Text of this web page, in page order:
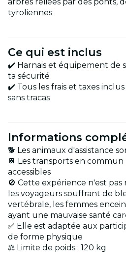
arbres reliées par des ponts,
tyroliennes
Ce qui est inclus
✔️ Harnais et équipement de
ta sécurité
✔️ Tous les frais et taxes
sans tracas
Informations
🐕 Les animaux d'assistance
🚆 Les transports en
accessibles
🚫 Cette expérience n'est
les voyageurs souffrant de
vertébrale, les femmes
ayant une mauvaise santé
✅ Elle est adaptée aux
de forme physique
⚖ Limite de poids : 120 kg